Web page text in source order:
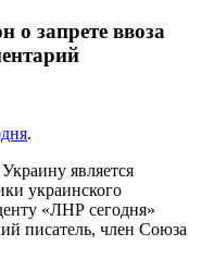
о запрете ввоза
.
является
украинского
«ЛНР сегодня»
писатель, член Союза